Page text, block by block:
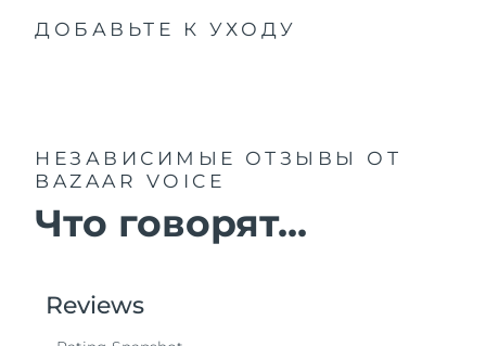
ДОБАВЬТЕ К УХОДУ
НЕЗАВИСИМЫЕ ОТЗЫВЫ
ОТ
BAZAAR VOICE
Что говорят...